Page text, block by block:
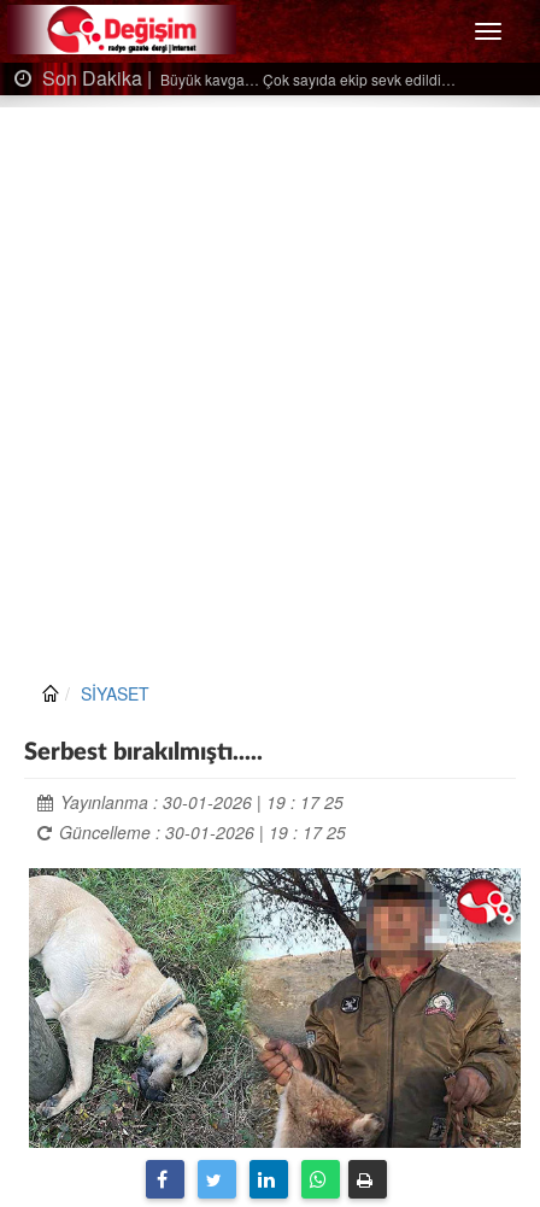
Menü
sayıda ekip sevk edildi… Son Dakika |Ağaçtan düştü…
SİYASET
Serbest bırakılmıştı.....
Yayınlanma : 30-01-2026 | 19 : 17 25
Güncelleme : 30-01-2026 | 19 : 17 25